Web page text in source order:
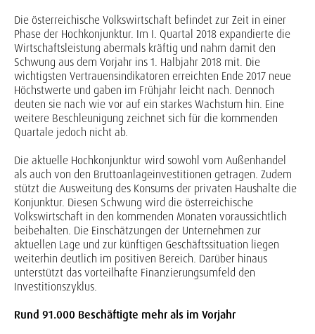
Die österreichische Volkswirtschaft befindet zur Zeit in einer
Phase der Hochkonjunktur. Im I. Quartal 2018 expandierte die
Wirtschaftsleistung abermals kräftig und nahm damit den
Schwung aus dem Vorjahr ins 1. Halbjahr 2018 mit. Die
wichtigsten Vertrauensindikatoren er­reichten Ende 2017 neue
Höchstwerte und gaben im Frühjahr leicht nach. Dennoch
deuten sie nach wie vor auf ein starkes Wachstum hin. Eine
weitere Beschleunigung zeichnet sich für die kommenden
Quartale jedoch nicht ab.
Die aktuelle Hochkonjunktur wird sowohl vom Außenhandel
als auch von den Bruttoanlage­investitionen getragen. Zudem
stützt die Ausweitung des Konsums der privaten Haushalte die
Konjunktur. Diesen Schwung wird die österreichische
Volkswirtschaft in den kommenden Mo­naten voraussichtlich
beibehalten. Die Einschätzungen der Unternehmen zur
aktuellen Lage und zur künftigen Geschäftssituation liegen
weiterhin deutlich im positiven Bereich. Darüber hinaus
unterstützt das vorteilhafte Finanzierungsumfeld den
Investitionszyklus.
Rund 91.000 Beschäftigte mehr als im Vorjahr